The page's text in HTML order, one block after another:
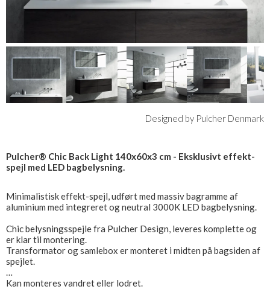
Designed by Pulcher Denmark
Pulcher® Chic Back Light 140x60x3 cm - Eksklusivt effekt-
spejl med LED bagbelysning.
Minimalistisk effekt-spejl, udført med massiv bagramme af
aluminium med integreret og neutral 3000K LED bagbelysning.
Chic belysningsspejle fra Pulcher Design, leveres komplette og
er klar til montering.
Transformator og samlebox er monteret i midten på bagsiden af
spejlet.
Kan monteres vandret eller lodret.